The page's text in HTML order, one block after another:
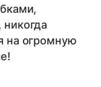
на огромную